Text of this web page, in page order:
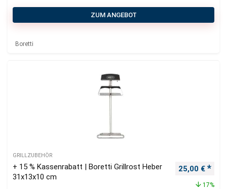
ZUM ANGEBOT
Boretti
GRILLZUBEHÖR
+ 15 % Kassenrabatt | Boretti Grillrost Heber
31x13x10 cm
25,00 €
17%